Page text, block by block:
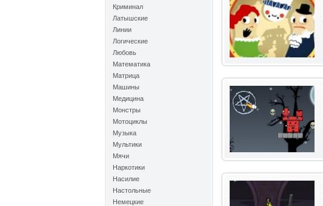
Криминал
Латышские
Линии
Логические
Любовь
Математика
Матрица
Машины
Медицина
Монстры
Мотоциклы
Музыка
Мультики
Мячи
Наркотики
Насилие
Настольные
Немецкие